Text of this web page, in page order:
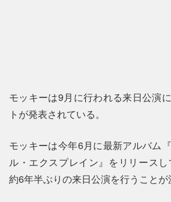
モッキーは9月に行われる来日公演
トが発表されている。
モッキーは今年6月に最新アルバム
ル・エクスプレイン』をリリース
約6年半ぶりの来日公演を行うことが